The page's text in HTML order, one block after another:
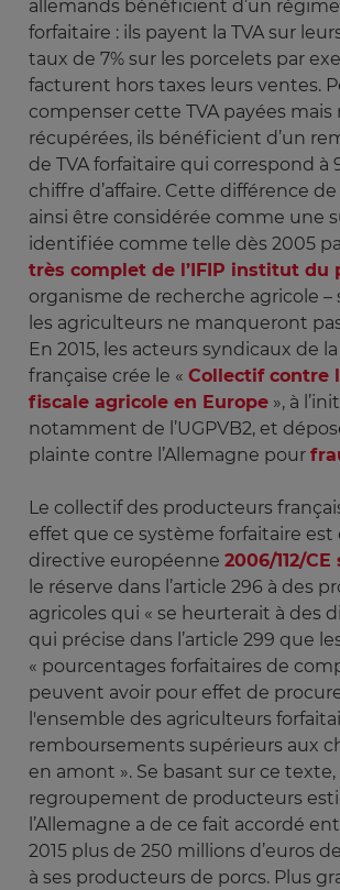
allemands bénéficient d’un régime
forfaitaire : ils payent la TVA sur
taux de 7% sur les porcelets par
facturent hors taxes leurs ventes.
compenser cette TVA payées mais
récupérées, ils bénéficient d’un
de TVA forfaitaire qui correspond à
chiffre d’affaire. Cette différence de
ainsi être considérée comme une
identifiée comme telle dès 2005
très complet de l’IFIP institut du
organisme de recherche agricole –
les agriculteurs ne manqueront
En 2015, les acteurs syndicaux de
française crée le « Collectif contre
fiscale agricole en Europe », à
notamment de l’UGPVB2, et
plainte contre l’Allemagne pour
Le collectif des producteurs
effet que ce système forfaitaire est
directive européenne 2006/112/
le réserve dans l’article 296 à des
agricoles qui « se heurterait à des
qui précise dans l’article 299 que
« pourcentages forfaitaires de
peuvent avoir pour effet de
l'ensemble des agriculteurs
remboursements supérieurs aux
en amont ». Se basant sur ce texte,
regroupement de producteurs
l’Allemagne a de ce fait accordé
2015 plus de 250 millions d’euros
à ses producteurs de porcs. Plus